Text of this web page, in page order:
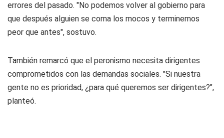
errores del pasado. "No podemos volver al gobierno para
que después alguien se coma los mocos y terminemos
peor que antes", sostuvo.
También remarcó que el peronismo necesita dirigentes
comprometidos con las demandas sociales. "Si nuestra
gente no es prioridad, ¿para qué queremos ser dirigentes?",
planteó.